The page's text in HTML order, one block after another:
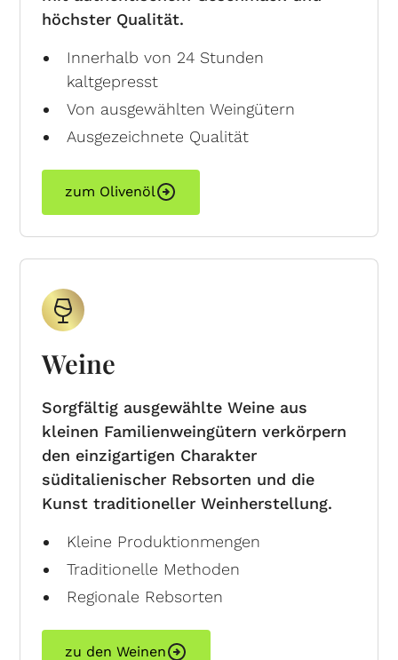
höchster Qualität.
Innerhalb von 24 Stunden
kaltgepresst
Von ausgewählten Weingütern
Ausgezeichnete Qualität
zum Olivenöl
Weine
Sorgfältig ausgewählte Weine aus
kleinen Familienweingütern verkörpern
den einzigartigen Charakter
süditalienischer Rebsorten und die
Kunst traditioneller Weinherstellung.
Kleine Produktionmengen
Traditionelle Methoden
Regionale Rebsorten
zu den Weinen